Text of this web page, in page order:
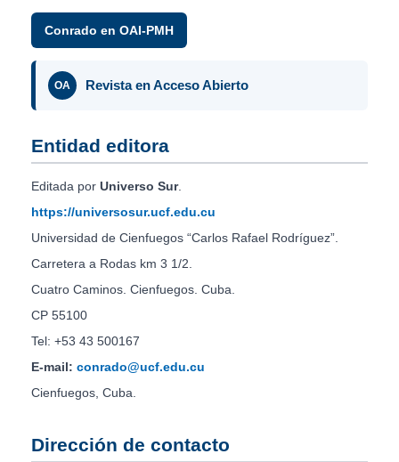
Conrado en OAI-PMH
OA Revista en Acceso Abierto
Entidad editora
Editada por Universo Sur.
https://universosur.ucf.edu.cu
Universidad de Cienfuegos “Carlos Rafael Rodríguez”.
Carretera a Rodas km 3 1/2.
Cuatro Caminos. Cienfuegos. Cuba.
CP 55100
Tel: +53 43 500167
E-mail: conrado@ucf.edu.cu
Cienfuegos, Cuba.
Dirección de contacto